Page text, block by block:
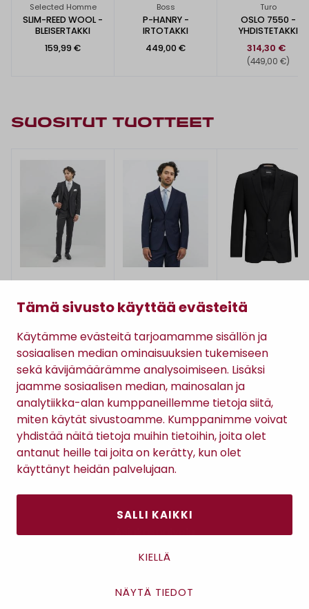
Tämä sivusto käyttää evästeitä
Käytämme evästeitä tarjoamamme sisällön ja
sosiaalisen median ominaisuuksien tukemiseen
sekä kävijämäärämme analysoimiseen. Lisäksi
jaamme sosiaalisen median, mainosalan ja
analytiikka-alan kumppaneillemme tietoja siitä,
miten käytät sivustoamme. Kumppanimme voivat
yhdistää näitä tietoja muihin tietoihin, joita olet
antanut heille tai joita on kerätty, kun olet
käyttänyt heidän palvelujaan.
SALLI KAIKKI
KIELLÄ
NÄYTÄ TIEDOT
Selected Homme
SLIM-REED WOOL -
BLEISERTAKKI
159,99 €
Boss
P-HANRY -
IRTOTAKKI
449,00 €
Turo
OSLO 7550 -
YHDISTETAKKI
314,30 €
(449,00 €)
SUOSITUT TUOTTEET
BARCELONA 5421 -
PUVUNTAKKI
-PUVUNTAKKI
BLEISERITAKKI
TILAA RATSULAN UUTISKIRJE
Tilaamalla uutiskirjeen hyväksytRatsulan tietosuojaselosteen.
Asiakaspalvelu
Lahjakortti